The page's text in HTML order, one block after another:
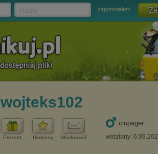
zapomniałem
wojteks102
Prezent Ulubiony Wiadomość
ciupager
widziany: